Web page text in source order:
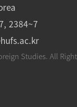
2384~7
Studies. All